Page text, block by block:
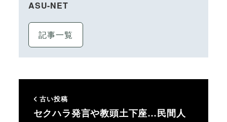
ASU-NET
記事一覧
古い投稿
セクハラ発言や教頭土下座…民間人